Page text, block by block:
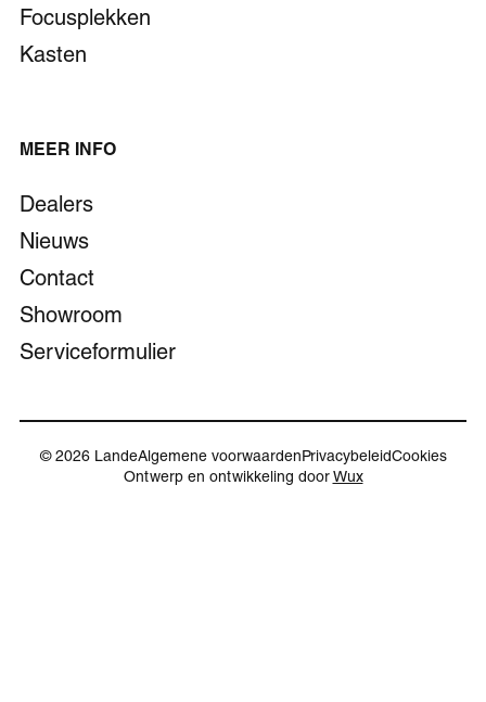
Focusplekken
Kasten
MEER INFO
Dealers
Nieuws
Contact
Showroom
Serviceformulier
© 2026 LandeAlgemene voorwaardenPrivacybeleidCookies
Ontwerp en ontwikkeling door Wux